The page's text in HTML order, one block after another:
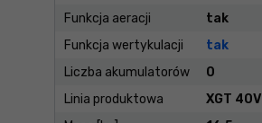
Funkcja aeracji
tak
Funkcja wertykulacji
tak
Liczba akumulatorów
0
Linia produktowa
XGT 40V